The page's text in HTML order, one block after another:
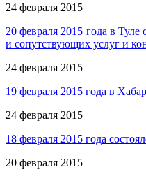
24 февраля 2015
20 февраля 2015 года в
и сопутствующих услуг и
24 февраля 2015
19 февраля 2015 года в
24 февраля 2015
18 февраля 2015 года
20 февраля 2015